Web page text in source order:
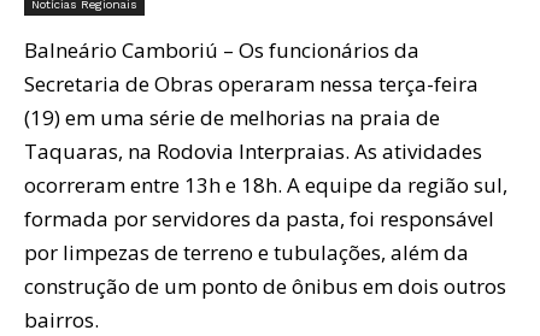
Notícias Regionais
Balneário Camboriú – Os funcionários da
Secretaria de Obras operaram nessa terça-feira
(19) em uma série de melhorias na praia de
Taquaras, na Rodovia Interpraias. As atividades
ocorreram entre 13h e 18h. A equipe da região sul,
formada por servidores da pasta, foi responsável
por limpezas de terreno e tubulações, além da
construção de um ponto de ônibus em dois outros
bairros.